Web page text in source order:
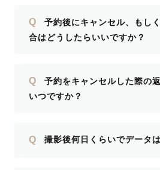
Q
予約後にキャンセル、もし
合はどうしたらいいですか？
Q
予約をキャンセルした際の
いつですか？
Q 撮影後何日くらいでデータ